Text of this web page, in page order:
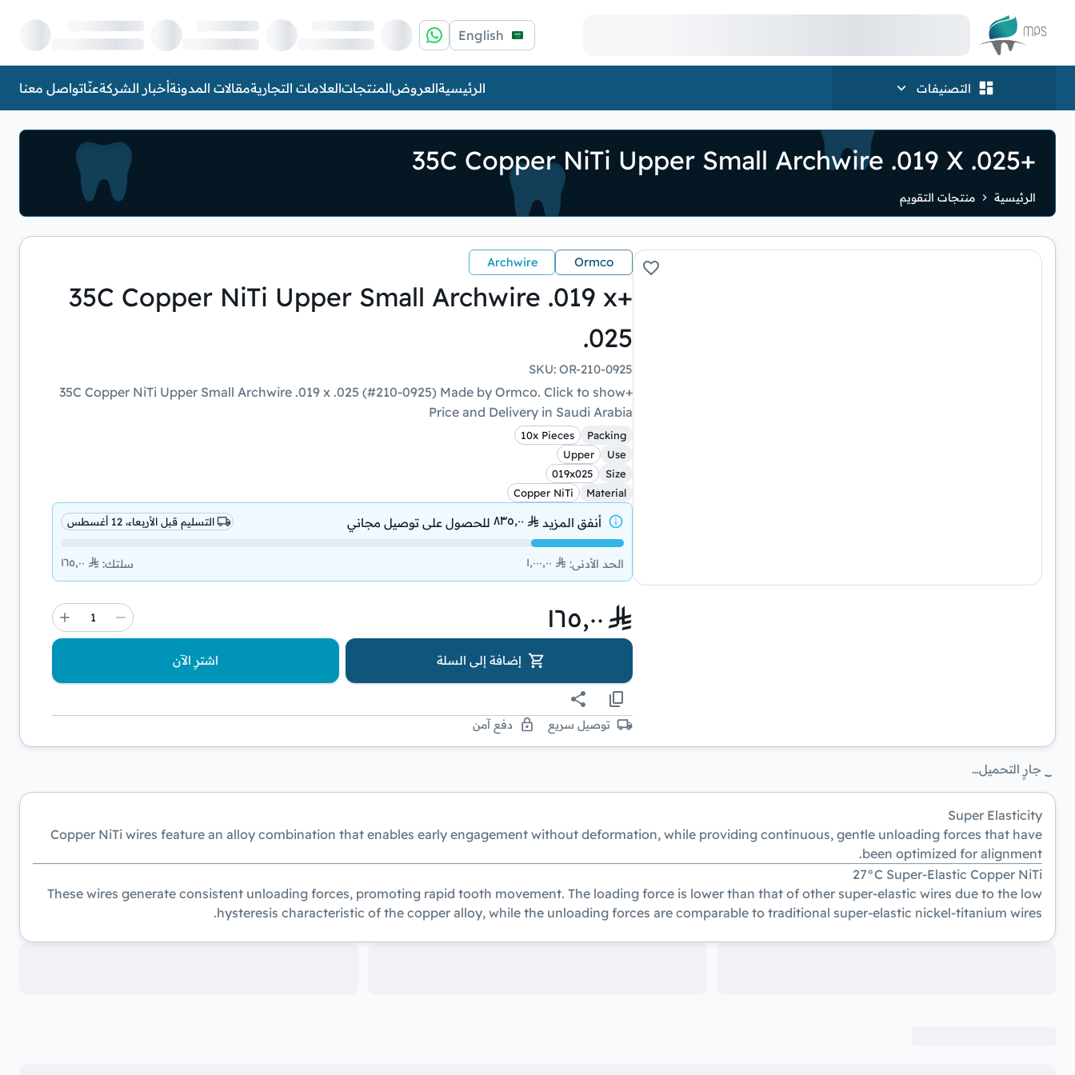
الشعار English
التصنيفات الرئيسيةالعروضالمنتجاتالعلامات التجاريةمقالات المدونةأخبار الشركةعنّاتواصل معنا
+35C Copper NiTi Upper Small Archwire .019 X .025
الرئيسية منتجات التقويم
Ormco
Archwire
+35C Copper NiTi Upper Small Archwire .019 x
.025
SKU:OR-210-0925
+35C Copper NiTi Upper Small Archwire .019 x .025 (#210-0925) Made by Ormco. Click to show
Price and Delivery in Saudi Arabia
Packing
10x Pieces
Use
Upper
Size
019x025
Material
Copper NiTi
أنفق المزيد ٨٣٥٫٠٠ للحصول على توصيل مجاني التسليم قبل الأربعاء، 12 أغسطس
الحد الأدنى: ١٬٠٠٠٫٠٠ سلتك: ١٦٥٫٠٠
١٦٥٫٠٠
إضافة إلى السلة اشترِ الآن
توصيل سريع دفع آمن
جارٍ التحميل…
Super Elasticity
Copper NiTi wires feature an alloy combination that enables early engagement without deformation, while providing continuous, gentle unloading forces that have
been optimized for alignment.
27°C Super-Elastic Copper NiTi
These wires generate consistent unloading forces, promoting rapid tooth movement. The loading force is lower than that of other super-elastic wires due to the low
hysteresis characteristic of the copper alloy, while the unloading forces are comparable to traditional super-elastic nickel-titanium wires.